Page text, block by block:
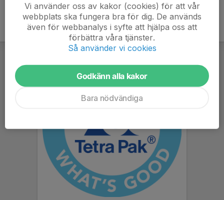
Vi använder oss av kakor (cookies) för att vår
webbplats ska fungera bra för dig. De används
även för webbanalys i syfte att hjälpa oss att
förbättra våra tjänster.
Så använder vi cookies
Godkänn alla kakor
Bara nödvändiga